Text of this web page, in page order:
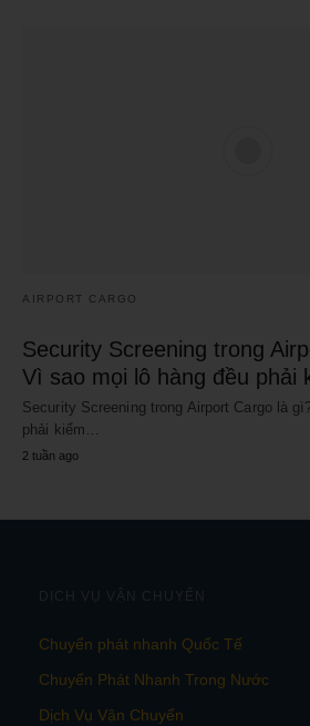
AIRPORT CARGO
Security Screening trong
Vì sao mọi lô hàng đều phải
Security Screening trong Airport Cargo là
phải kiểm…
2 tuần ago
DỊCH VỤ VẬN CHUYỂN
Chuyển phát nhanh Quốc Tế
Chuyển Phát Nhanh Trong Nước
Dịch Vụ Vận Chuyển